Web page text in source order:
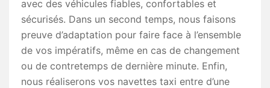
avec des véhicules fiables, confortables et
sécurisés. Dans un second temps, nous faisons
preuve d’adaptation pour faire face à l’ensemble
de vos impératifs, même en cas de changement
ou de contretemps de dernière minute. Enfin,
nous réaliserons vos navettes taxi entre d’une